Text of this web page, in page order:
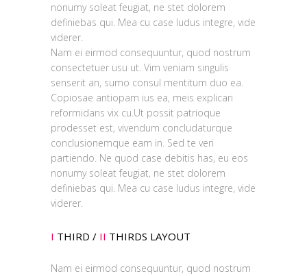
nonumy soleat feugiat, ne stet dolorem
definiebas qui. Mea cu case ludus integre, vide
viderer.
Nam ei eirmod consequuntur, quod nostrum
consectetuer usu ut. Vim veniam singulis
senserit an, sumo consul mentitum duo ea.
Copiosae antiopam ius ea, meis explicari
reformidans vix cu.Ut possit patrioque
prodesset est, vivendum concludaturque
conclusionemque eam in. Sed te veri
partiendo. Ne quod case debitis has, eu eos
nonumy soleat feugiat, ne stet dolorem
definiebas qui. Mea cu case ludus integre, vide
viderer.
I THIRD / II THIRDS LAYOUT
Nam ei eirmod consequuntur, quod nostrum